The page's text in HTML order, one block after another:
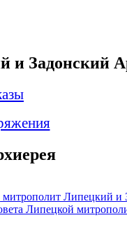
и Задонский
Липецкий и
Липецкой